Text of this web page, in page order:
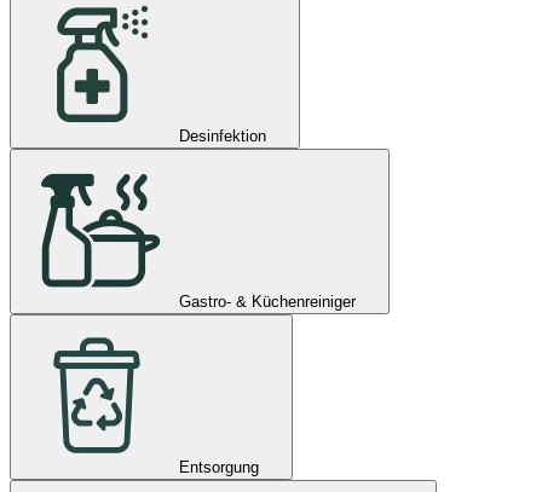
Desinfektion
Gastro- & Küchenreiniger
Entsorgung